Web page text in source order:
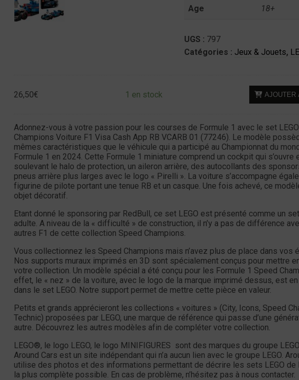
Age 18+
UGS : 797
Catégories : Jeux & Jouets,
26,50€ 1 en stock
quantité
de
Speed
77246
-
F1
-
Cash
App
01
AJOUTER
Adonnez-vous à votre passion pour les courses de Formule 1 avec le set
Champions Voiture F1 Visa Cash App RB VCARB 01 (77246). Le modèle
mêmes caractéristiques que le véhicule qui a participé au Championnat du
Formule 1 en 2024. Cette Formule 1 miniature comprend un cockpit qui s’ouvre
soulevant le halo de protection, un aileron arrière, des autocollants des
pneus arrière plus larges avec le logo « Pirelli ». La voiture s’accompagne
figurine de pilote portant une tenue RB et un casque. Une fois achevé, ce
objet décoratif.
Etant donné le sponsoring par RedBull, ce set LEGO est présenté comme un
adulte. A niveau de la « difficulté » de construction, il n’y a pas de différence
autres F1 de cette collection Speed Champions.
Vous collectionnez les Speed Champions mais n’avez plus de place dans vos
Nos supports muraux imprimés en 3D sont spécialement conçus pour mettre
votre collection. Un modèle spécial a été conçu pour les Formule 1 Speed
effet, le « nez » de la voiture, avec le logo de la marque imprimé dessus, est
dans le set LEGO. Notre support permet de mettre cette pièce en valeur.
Petits et grands apprécieront les collections « voitures » (City, Icons, Speed
Technic) proposées par LEGO, une marque de référence qui passe d’une
autre. Découvrez les autres modèles afin de compléter votre collection.
LEGO®, le logo LEGO, le logo MINIFIGURES sont des marques du groupe
Around Cars est un site indépendant qui n’a aucun lien avec le groupe LEGO.
utilise des photos et des informations permettant de décrire les sets LEGO de
la plus complète possible. En cas de problème, n’hésitez pas à nous contacter.